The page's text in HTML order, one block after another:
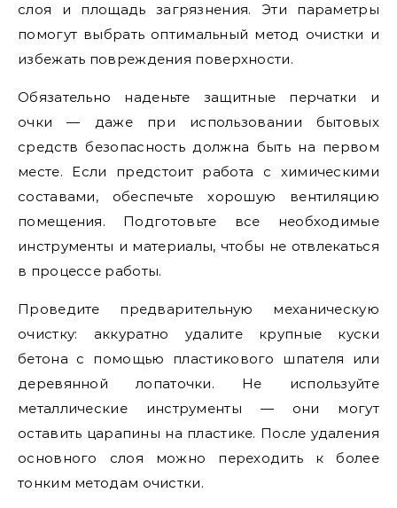
слоя и площадь загрязнения. Эти параметры
помогут выбрать оптимальный метод очистки и
избежать повреждения поверхности.
Обязательно наденьте защитные перчатки и
очки — даже при использовании бытовых
средств безопасность должна быть на первом
месте. Если предстоит работа с химическими
составами, обеспечьте хорошую вентиляцию
помещения. Подготовьте все необходимые
инструменты и материалы, чтобы не отвлекаться
в процессе работы.
Проведите предварительную механическую
очистку: аккуратно удалите крупные куски
бетона с помощью пластикового шпателя или
деревянной лопаточки. Не используйте
металлические инструменты — они могут
оставить царапины на пластике. После удаления
основного слоя можно переходить к более
тонким методам очистки.